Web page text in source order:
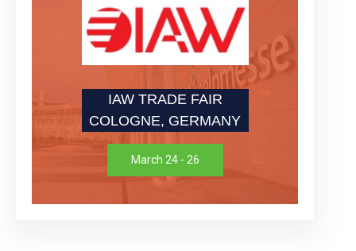
IAW TRADE FAIR
COLOGNE, GERMANY
March 24 - 26